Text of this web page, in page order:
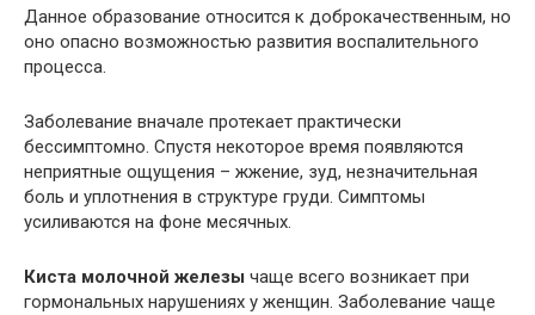
Данное образование относится к доброкачественным, но
оно опасно возможностью развития воспалительного
процесса.
Заболевание вначале протекает практически
бессимптомно. Спустя некоторое время появляются
неприятные ощущения – жжение, зуд, незначительная
боль и уплотнения в структуре груди. Симптомы
усиливаются на фоне месячных.
Киста молочной железы чаще всего возникает при
гормональных нарушениях у женщин. Заболевание чаще